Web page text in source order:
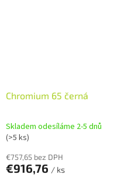
Chromium 65 černá
Skladem odesíláme 2-5 dnů
(>5 ks)
€757,65 bez DPH
€916,76 / ks